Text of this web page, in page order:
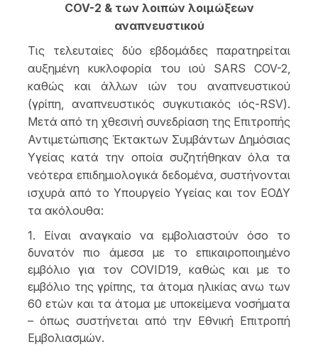
COV-2 & των λοιπών λοιμώξεων
αναπνευστικού
Τις τελευταίες δύο εβδομάδες παρατηρείται
αυξημένη κυκλοφορία του ιού SARS COV-2,
καθώς και άλλων ιών του αναπνευστικού
(γρίπη, αναπνευστικός συγκυτιακός ιός-RSV).
Μετά από τη χθεσινή συνεδρίαση της Επιτροπής
Αντιμετώπισης Έκτακτων Συμβάντων Δημόσιας
Υγείας κατά την οποία συζητήθηκαν όλα τα
νεότερα επιδημιολογικά δεδομένα, συστήνονται
ισχυρά από τo Υπουργείο Υγείας και τον ΕΟΔΥ
τα ακόλουθα:
1. Είναι αναγκαίο να εμβολιαστούν όσο το
δυνατόν πιο άμεσα με το επικαιροποιημένο
εμβόλιο για τον COVID19, καθώς και με το
εμβόλιο της γρίπης, τα άτομα ηλικίας ανω των
60 ετών και τα άτομα με υποκείμενα νοσήματα
– όπως συστήνεται από την Εθνική Επιτροπή
Εμβολιασμών.